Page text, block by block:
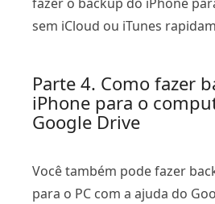
sem iCloud ou iTunes
Parte 4. Como fazer
iPhone para o
Google Drive
Você também pode fazer
para o PC com a ajuda do